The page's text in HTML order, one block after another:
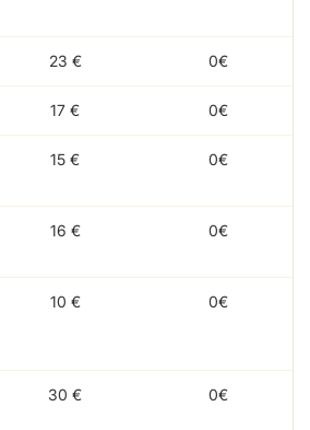
23 € 0€
17 € 0€
15 € 0€
16 € 0€
10 € 0€
30 € 0€